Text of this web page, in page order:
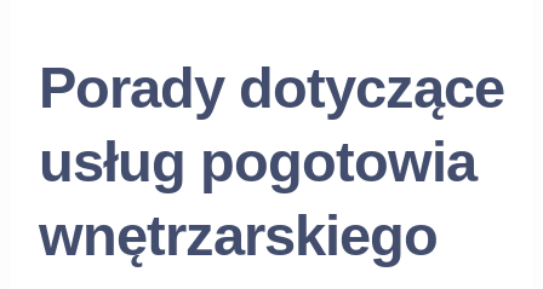
Porady dotyczące
usług pogotowia
wnętrzarskiego